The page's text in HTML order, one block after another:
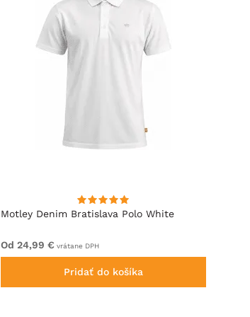
Motley Denim Bratislava Polo White
Od 24,99 € vrátane DPH
Pridať do košíka